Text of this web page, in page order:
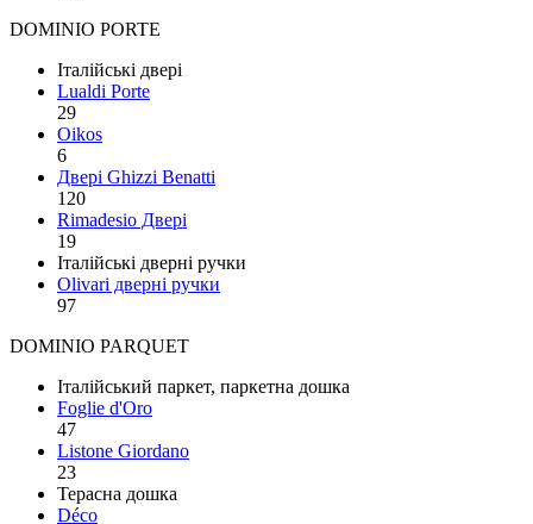
DOMINIO PORTE
Італійські двері
Lualdi Porte
29
Oikos
6
Двері Ghizzi Benatti
120
Rimadesio Двері
19
Італійські дверні ручки
Olivari дверні ручки
97
DOMINIO PARQUET
Італійський паркет, паркетна дошка
Foglie d'Oro
47
Listone Giordano
23
Терасна дошка
Déco